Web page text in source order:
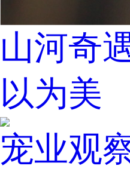
山河奇
以为美
宠业观